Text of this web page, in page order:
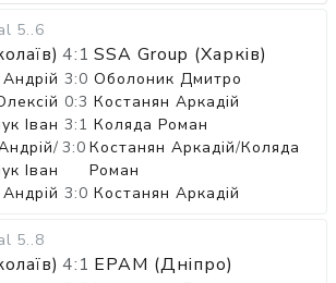
5..6
4:1 SSA Group (Харків)
3:0 Оболоник Дмитро
0:3 Костанян Аркадій
Іван 3:1 Коляда Роман
/
Іван
3:0 Костанян Аркадій/Коляда
Роман
3:0 Костанян Аркадій
5..8
4:1 EPAM (Дніпро)